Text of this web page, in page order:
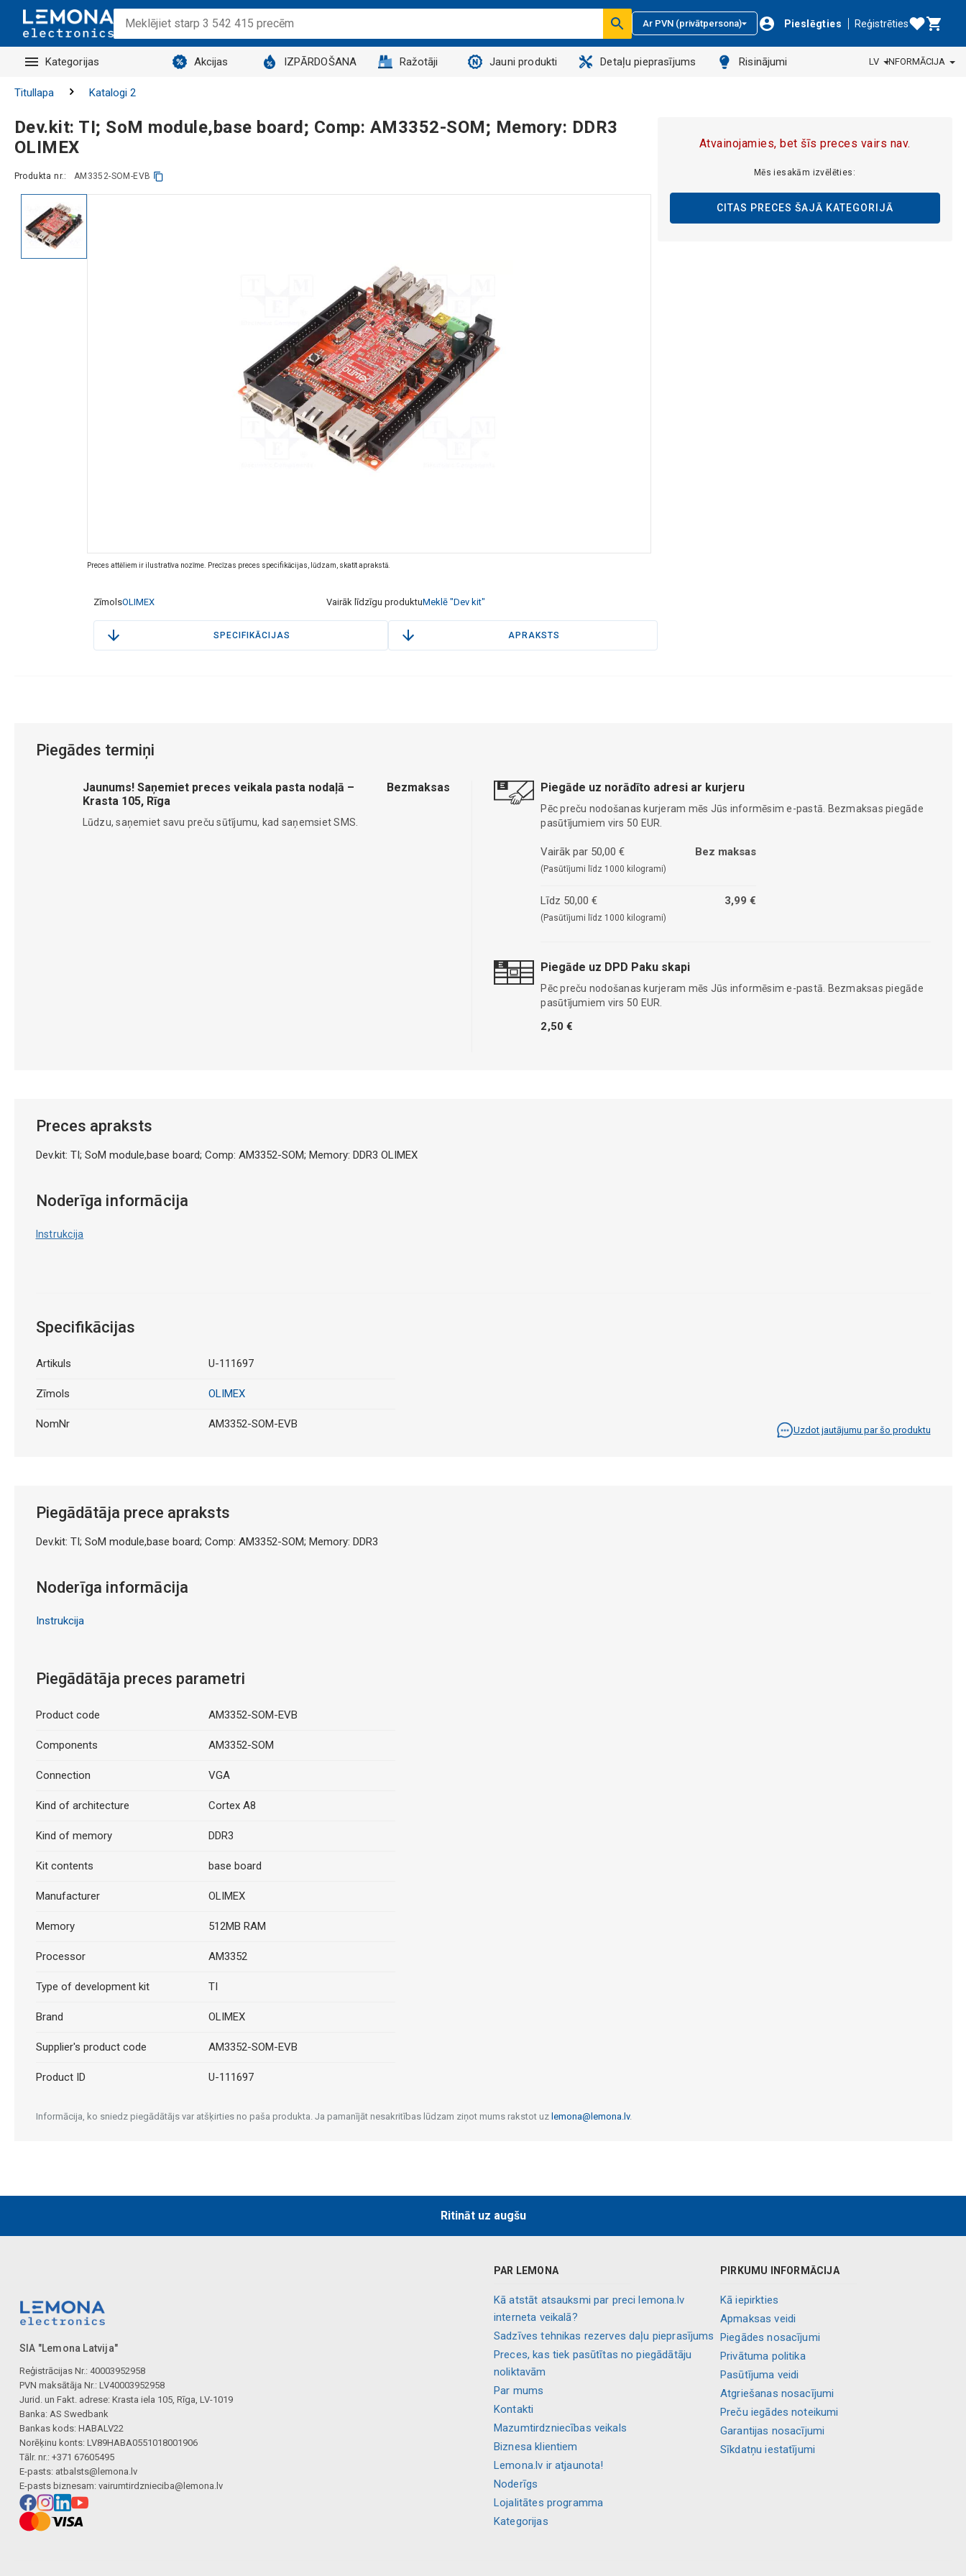
Ar PVN (privātpersona) Pieslēgties Reģistrēties
Kategorijas Akcijas IZPĀRDOŠANA Ražotāji Jauni produkti Detaļu pieprasījums Risinājumi LV INFORMĀCIJA
Titullapa Katalogi 2
Dev.kit: TI; SoM module,base board; Comp: AM3352-SOM; Memory: DDR3
OLIMEX
Produkta nr.: AM3352-SOM-EVB
Preces attēliem ir ilustratīva nozīme. Precīzas preces specifikācijas, lūdzam, skatīt aprakstā.
ZīmolsOLIMEX Vairāk līdzīgu produktuMeklē "Dev kit"
SPECIFIKĀCIJAS APRAKSTS
Atvainojamies, bet šīs preces vairs nav.
Mēs iesakām izvēlēties:
CITAS PRECES ŠAJĀ KATEGORIJĀ
Piegādes termiņi
Jaunums! Saņemiet preces veikala pasta nodaļā –
Krasta 105, Rīga
Bezmaksas
Lūdzu, saņemiet savu preču sūtījumu, kad saņemsiet SMS.
Piegāde uz norādīto adresi ar kurjeru
Pēc preču nodošanas kurjeram mēs Jūs informēsim e-pastā. Bezmaksas piegāde
pasūtījumiem virs 50 EUR.
Vairāk par 50,00 €
(Pasūtījumi līdz 1000 kilogrami)
Bez maksas
Līdz 50,00 €
(Pasūtījumi līdz 1000 kilogrami)
3,99 €
Piegāde uz DPD Paku skapi
Pēc preču nodošanas kurjeram mēs Jūs informēsim e-pastā. Bezmaksas piegāde
pasūtījumiem virs 50 EUR.
2,50 €
Preces apraksts
Dev.kit: TI; SoM module,base board; Comp: AM3352-SOM; Memory: DDR3 OLIMEX
Noderīga informācija
Instrukcija
Specifikācijas
Artikuls U-111697
Zīmols OLIMEX
NomNr AM3352-SOM-EVB Uzdot jautājumu par šo produktu
Piegādātāja prece apraksts
Dev.kit: TI; SoM module,base board; Comp: AM3352-SOM; Memory: DDR3
Noderīga informācija
Instrukcija
Piegādātāja preces parametri
Product code AM3352-SOM-EVB
Components AM3352-SOM
Connection VGA
Kind of architecture Cortex A8
Kind of memory DDR3
Kit contents base board
Manufacturer OLIMEX
Memory 512MB RAM
Processor AM3352
Type of development kit TI
Brand OLIMEX
Supplier's product code AM3352-SOM-EVB
Product ID U-111697
Informācija, ko sniedz piegādātājs var atšķirties no paša produkta. Ja pamanījāt nesakritības lūdzam ziņot mums rakstot uz lemona@lemona.lv.
Ritināt uz augšu
SIA "Lemona Latvija"
Reģistrācijas Nr.: 40003952958
PVN maksātāja Nr.: LV40003952958
Jurid. un Fakt. adrese: Krasta iela 105, Rīga, LV-1019
Banka: AS Swedbank
Bankas kods: HABALV22
Norēķinu konts: LV89HABA0551018001906
Tālr. nr.: +371 67605495
E-pasts: atbalsts@lemona.lv
E-pasts biznesam: vairumtirdznieciba@lemona.lv
PAR LEMONA
Kā atstāt atsauksmi par preci lemona.lv
interneta veikalā?
Sadzīves tehnikas rezerves daļu pieprasījums
Preces, kas tiek pasūtītas no piegādātāju
noliktavām
Par mums
Kontakti
Mazumtirdzniecības veikals
Biznesa klientiem
Lemona.lv ir atjaunota!
Noderīgs
Lojalitātes programma
Kategorijas
PIRKUMU INFORMĀCIJA
Kā iepirkties
Apmaksas veidi
Piegādes nosacījumi
Privātuma politika
Pasūtījuma veidi
Atgriešanas nosacījumi
Preču iegādes noteikumi
Garantijas nosacījumi
Sīkdatņu iestatījumi